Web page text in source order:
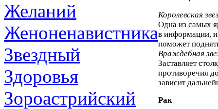
Желаний
Женоненавистника
Звездный
Здоровья
Зороастрийский
Королевская
Одна из самых
в информации,
поможет
Враждебная
Заставляет
противоречия
зависит
Рак